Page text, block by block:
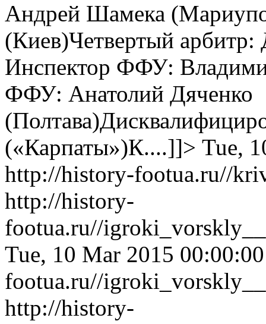
Андрей Шамека
(Киев)Четвертый
Инспектор ФФУ:
ФФУ: Анатолий Дяченко
(«Карпаты»)К....]]> Tue,
http://history-footua.ru//
http://history-
footua.ru//
Tue, 10 Mar 2015
footua.ru//
http://history-